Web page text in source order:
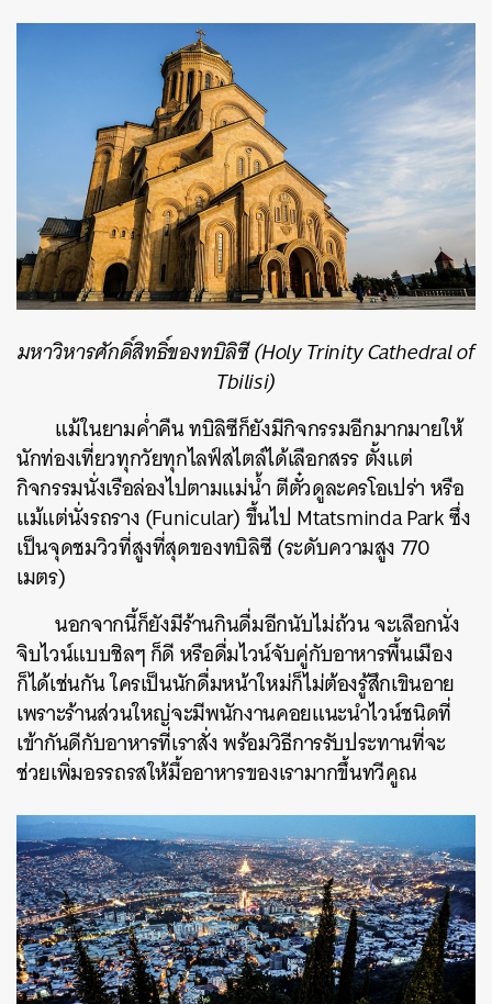
มหาวิหารศักดิ์สิทธิ์ของทบิลิซี (Holy Trinity Cathedral of
Tbilisi)
แม้ในยามค่ำคืน ทบิลิซีก็ยังมีกิจกรรมอีกมากมายให้
นักท่องเที่ยวทุกวัยทุกไลฟ์สไตล์ได้เลือกสรร ตั้งแต่
กิจกรรมนั่งเรือล่องไปตามแม่น้ำ ตีตั๋วดูละครโอเปร่า หรือ
แม้แต่นั่งรถราง (Funicular) ขึ้นไป Mtatsminda Park ซึ่ง
เป็นจุดชมวิวที่สูงที่สุดของทบิลิซี (ระดับความสูง 770
เมตร)
นอกจากนี้ก็ยังมีร้านกินดื่มอีกนับไม่ถ้วน จะเลือกนั่ง
จิบไวน์แบบชิลๆ ก็ดี หรือดื่มไวน์จับคู่กับอาหารพื้นเมือง
ก็ได้เช่นกัน ใครเป็นนักดื่มหน้าใหม่ก็ไม่ต้องรู้สึกเขินอาย
เพราะร้านส่วนใหญ่จะมีพนักงานคอยแนะนำไวน์ชนิดที่
เข้ากันดีกับอาหารที่เราสั่ง พร้อมวิธีการรับประทานที่จะ
ช่วยเพิ่มอรรถรสให้มื้ออาหารของเรามากขึ้นทวีคูณ